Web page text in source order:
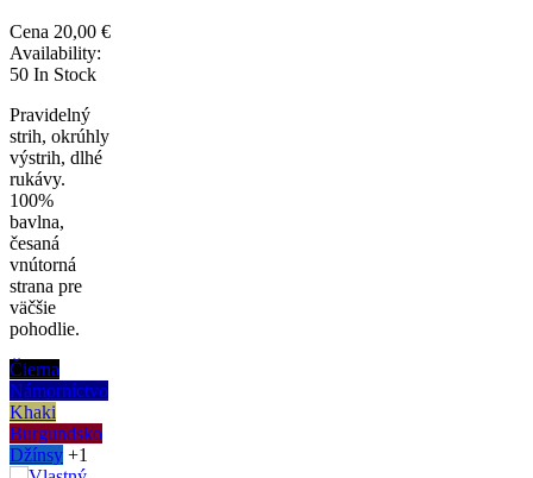
Cena 20,00 €
Availability:
50 In Stock
Pravidelný
strih, okrúhly
výstrih, dlhé
rukávy.
100%
bavlna,
česaná
vnútorná
strana pre
väčšie
pohodlie.
Čierna
Námorníctvo
Khaki
Burgundsko
Džínsy +1